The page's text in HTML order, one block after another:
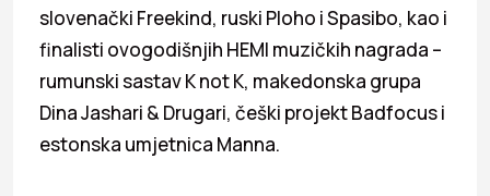
slovenački Freekind, ruski Ploho i Spasibo, kao i
finalisti ovogodišnjih HEMI muzičkih nagrada –
rumunski sastav K not K, makedonska grupa
Dina Jashari & Drugari, češki projekt Badfocus i
estonska umjetnica Manna.